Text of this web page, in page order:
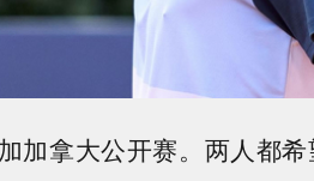
加拿大公开赛。两人都